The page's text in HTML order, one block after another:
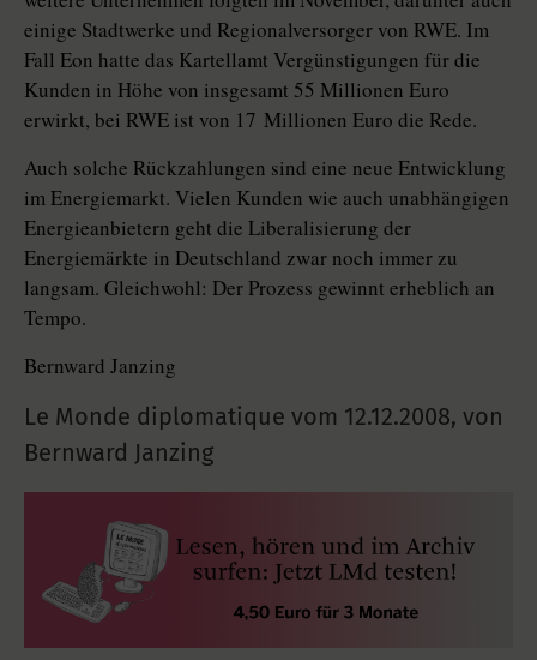
einige Stadtwerke und Regionalversorger von RWE. Im
Fall Eon hatte das Kartellamt Vergünstigungen für die
Kunden in Höhe von insgesamt 55 Millionen Euro
erwirkt, bei RWE ist von 17 Millionen Euro die Rede.
Auch solche Rückzahlungen sind eine neue Entwicklung
im Energiemarkt. Vielen Kunden wie auch unabhängigen
Energieanbietern geht die Liberalisierung der
Energiemärkte in Deutschland zwar noch immer zu
langsam. Gleichwohl: Der Prozess gewinnt erheblich an
Tempo.
Bernward Janzing
Le Monde diplomatique vom 12.12.2008, von
Bernward Janzing